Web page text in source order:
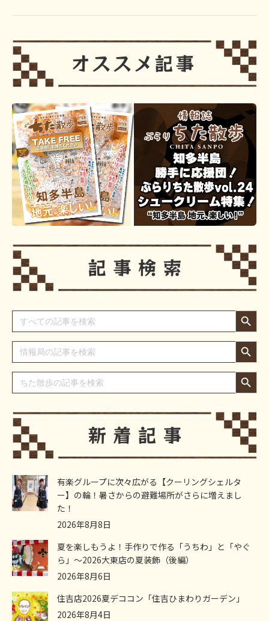
Search
for:
Search Button
Search
for:
Search Button
Search
for:
Search Button
有楽グループに次々広がる【クーリングシェルタ
ー】の輪！暑さからの避難場所がさらに増えまし
た！
2026年8月8日
夏を楽しもうよ！手作りで作る「うちわ」と「やぐ
ら」～2026大東店の夏装飾（後編）
2026年8月6日
住吉店2026夏デココン「住吉ひまわりガーデン」
2026年8月4日